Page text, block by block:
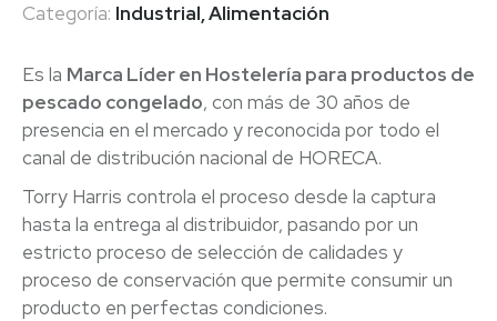
Categoría: Industrial, Alimentación
Es la Marca Líder en Hostelería para productos de
pescado congelado, con más de 30 años de
presencia en el mercado y reconocida por todo el
canal de distribución nacional de HORECA.
Torry Harris controla el proceso desde la captura
hasta la entrega al distribuidor, pasando por un
estricto proceso de selección de calidades y
proceso de conservación que permite consumir un
producto en perfectas condiciones.